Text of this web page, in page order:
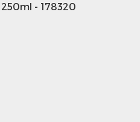
250ml - 178320